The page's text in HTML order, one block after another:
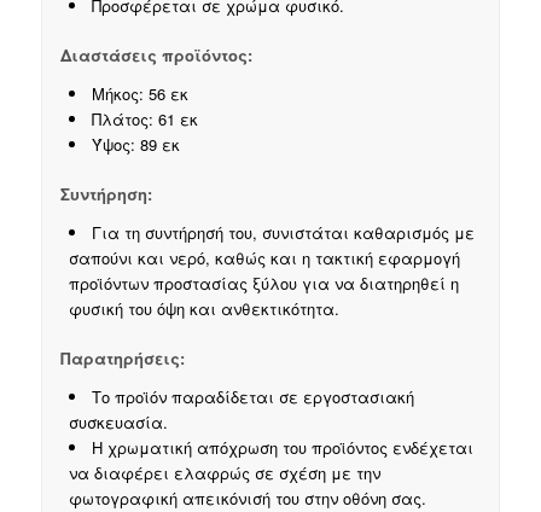
Προσφέρεται σε χρώμα φυσικό.
Διαστάσεις προϊόντος:
Μήκος: 56 εκ
Πλάτος: 61 εκ
Ύψος: 89 εκ
Συντήρηση:
Για τη συντήρησή του, συνιστάται καθαρισμός με
σαπούνι και νερό, καθώς και η τακτική εφαρμογή
προϊόντων προστασίας ξύλου για να διατηρηθεί η
φυσική του όψη και ανθεκτικότητα.
Παρατηρήσεις:
Το προϊόν παραδίδεται σε εργοστασιακή
συσκευασία.
Η χρωματική απόχρωση του προϊόντος ενδέχεται
να διαφέρει ελαφρώς σε σχέση με την
φωτογραφική απεικόνισή του στην οθόνη σας.